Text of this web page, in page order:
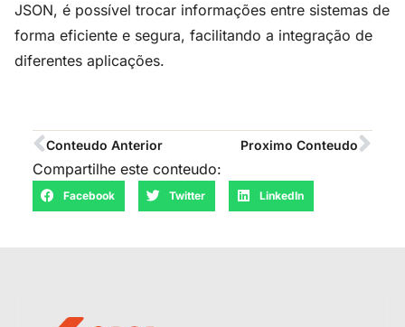
JSON, é possível trocar informações entre sistemas de
forma eficiente e segura, facilitando a integração de
diferentes aplicações.
Conteudo Anterior Proximo Conteudo
Compartilhe este conteudo:
Facebook Twitter LinkedIn